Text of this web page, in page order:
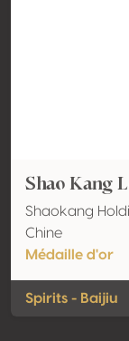
Shao Kang
Shaokang
Chine
Médaille d'or
Spirits - Baijiu